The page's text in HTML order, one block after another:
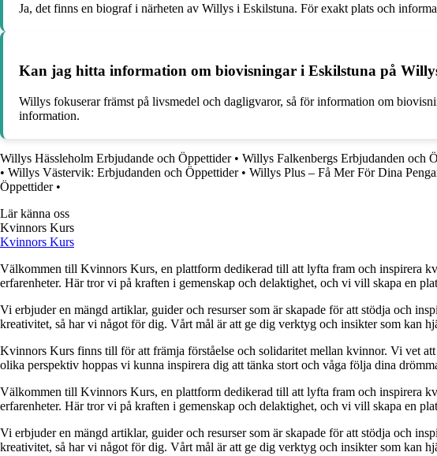
Ja, det finns en biograf i närheten av Willys i Eskilstuna. För exakt plats och
Kan jag hitta information om biovisningar i Eskilstuna på
Willys fokuserar främst på livsmedel och dagligvaror, så för information om
information.
Willys Hässleholm Erbjudande och Öppettider• Willys Falkenbergs Erbjudanden och
• Willys Västervik: Erbjudanden och Öppettider• Willys Plus – Få Mer För Dina
Öppettider•
Lär känna oss
Kvinnors Kurs
Kvinnors Kurs
Välkommen till Kvinnors Kurs, en plattform dedikerad till att lyfta fram och inspirera
erfarenheter. Här tror vi på kraften i gemenskap och delaktighet, och vi vill skapa en
Vi erbjuder en mängd artiklar, guider och resurser som är skapade för att stödja och
kreativitet, så har vi något för dig. Vårt mål är att ge dig verktyg och insikter som kan
Kvinnors Kurs finns till för att främja förståelse och solidaritet mellan kvinnor. Vi vet
olika perspektiv hoppas vi kunna inspirera dig att tänka stort och våga följa dina
Välkommen till Kvinnors Kurs, en plattform dedikerad till att lyfta fram och inspirera
erfarenheter. Här tror vi på kraften i gemenskap och delaktighet, och vi vill skapa en
Vi erbjuder en mängd artiklar, guider och resurser som är skapade för att stödja och
kreativitet, så har vi något för dig. Vårt mål är att ge dig verktyg och insikter som kan